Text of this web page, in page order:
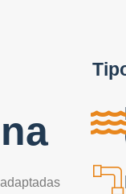
adaptadas